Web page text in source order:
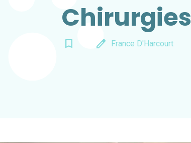
Chirurgies
bookmark_border edit France D'Harcourt